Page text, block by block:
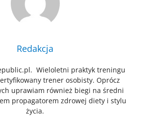
Redakcja
Wieloletni praktyk treningu
trener osobisty. Oprócz
uprawiam również biegi na średni
propagatorem zdrowej diety i stylu
życia.